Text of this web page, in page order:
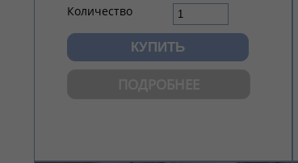
Количество